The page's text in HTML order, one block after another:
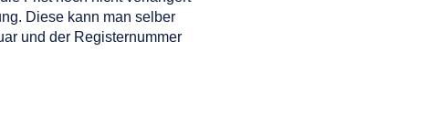
Diese kann man selber
und der Registernummer